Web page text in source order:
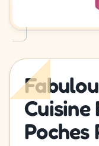
Cuisine
Poches